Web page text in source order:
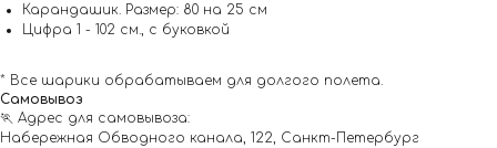
Карандашик. Размер: 80 на 25 см
Цифра 1 - 102 см., с буковкой
* Все шарики обрабатываем для долгого полета.
Самовывоз
🏃 Адрес для самовывоза:
Набережная Обводного канала, 122, Санкт-Петербург